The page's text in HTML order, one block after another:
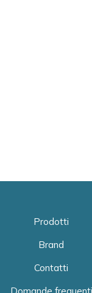
Prodotti
Brand
Contatti
Domande frequenti